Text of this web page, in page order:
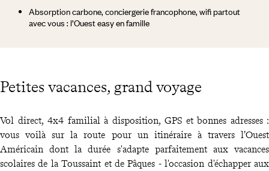
Petites vacances, grand voyage
Absorption carbone, conciergerie francophone, wifi partout
avec vous : l’Ouest easy en famille
Vol direct, 4x4 familial à disposition, GPS et bonnes adresses :
vous voilà sur la route pour un itinéraire à travers l’Ouest
Américain dont la durée s'adapte parfaitement aux vacances
scolaires de la Toussaint et de Pâques - l'occasion d'échapper aux